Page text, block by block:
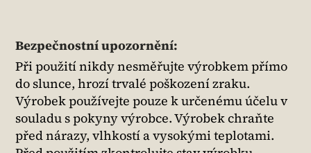
Bezpečnostní upozornění:
Při použití nikdy nesměřujte výrobkem přímo
do slunce, hrozí trvalé poškození zraku.
Výrobek používejte pouze k určenému účelu v
souladu s pokyny výrobce. Výrobek chraňte
před nárazy, vlhkostí a vysokými teplotami.